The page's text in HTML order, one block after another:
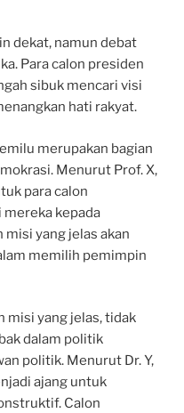
dekat, namun debat
Para calon presiden
sibuk mencari visi
hati rakyat.
merupakan bagian
Menurut Prof. X,
para calon
kepada
misi yang jelas akan
memilih pemimpin
misi yang jelas, tidak
dalam politik
politik. Menurut Dr. Y,
ajang untuk
Calon